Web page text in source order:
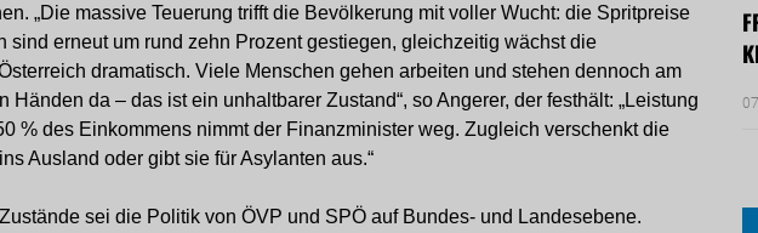
„Die massive Teuerung trifft die Bevölkerung mit voller Wucht: die Spritpreise
sind erneut um rund zehn Prozent gestiegen, gleichzeitig wächst die
dramatisch. Viele Menschen gehen arbeiten und stehen dennoch am
Händen da – das ist ein unhaltbarer Zustand“, so Angerer, der festhält: „Leistung
% des Einkommens nimmt der Finanzminister weg. Zugleich verschenkt die
Ausland oder gibt sie für Asylanten aus.“
sei die Politik von ÖVP und SPÖ auf Bundes- und Landesebene.